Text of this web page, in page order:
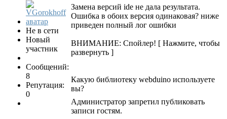
Не в сети
Новый
участник
Сообщений:
8
Репутация:
0
Замена версий ide не дала результата.
Ошибка в обоих версия одинаковая? ниже
приведен полный лог ошибки
ВНИМАНИЕ: Спойлер! [ Нажмите, чтобы
развернуть ]
Какую библиотеку webduino используете
вы?
Администратор запретил публиковать
записи гостям.